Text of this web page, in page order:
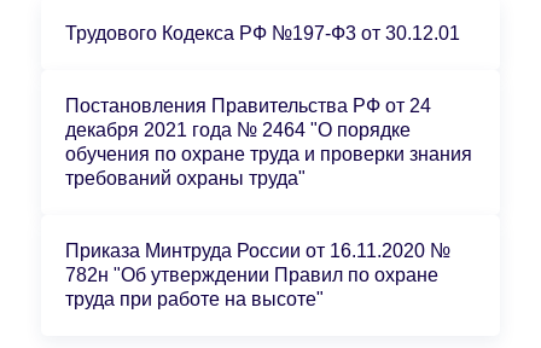
Трудового Кодекса РФ №197-Ф3 от 30.12.01
Постановления Правительства РФ от 24
декабря 2021 года № 2464 "О порядке
обучения по охране труда и проверки знания
требований охраны труда"
Приказа Минтруда России от 16.11.2020 №
782н "Об утверждении Правил по охране
труда при работе на высоте"